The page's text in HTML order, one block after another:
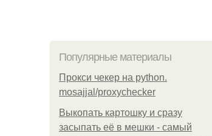
Популярные материалы
Прокси чекер на python.
mosajjal/proxychecker
Выкопать картошку и сразу
засыпать её в мешки - самый